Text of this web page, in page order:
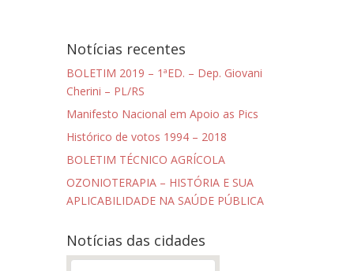
Notícias recentes
BOLETIM 2019 – 1ªED. – Dep. Giovani
Cherini – PL/RS
Manifesto Nacional em Apoio as Pics
Histórico de votos 1994 – 2018
BOLETIM TÉCNICO AGRÍCOLA
OZONIOTERAPIA – HISTÓRIA E SUA
APLICABILIDADE NA SAÚDE PÚBLICA
Notícias das cidades